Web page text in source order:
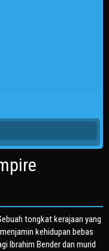
tongkat kerajaan yang
kehidupan bebas
Ibrahim Bender dan murid